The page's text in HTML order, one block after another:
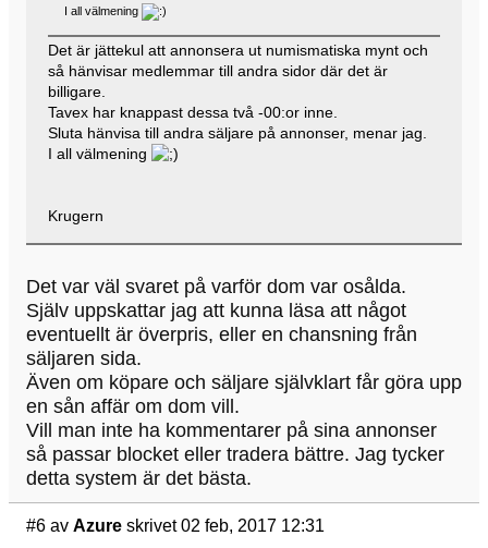
I all välmening
Det är jättekul att annonsera ut numismatiska mynt och
så hänvisar medlemmar till andra sidor där det är
billigare.
Tavex har knappast dessa två -00:or inne.
Sluta hänvisa till andra säljare på annonser, menar jag.
I all välmening
Krugern
Det var väl svaret på varför dom var osålda.
Själv uppskattar jag att kunna läsa att något
eventuellt är överpris, eller en chansning från
säljaren sida.
Även om köpare och säljare självklart får göra upp
en sån affär om dom vill.
Vill man inte ha kommentarer på sina annonser
så passar blocket eller tradera bättre. Jag tycker
detta system är det bästa.
#6 av Azure skrivet 02 feb, 2017 12:31